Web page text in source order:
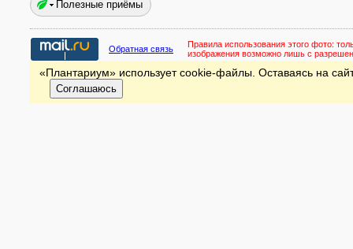
Полезные приёмы
Обратная связь Правила использования этого фото:
изображения возможно лишь с
«Плантариум» использует cookie-файлы. Оставаясь на
Соглашаюсь